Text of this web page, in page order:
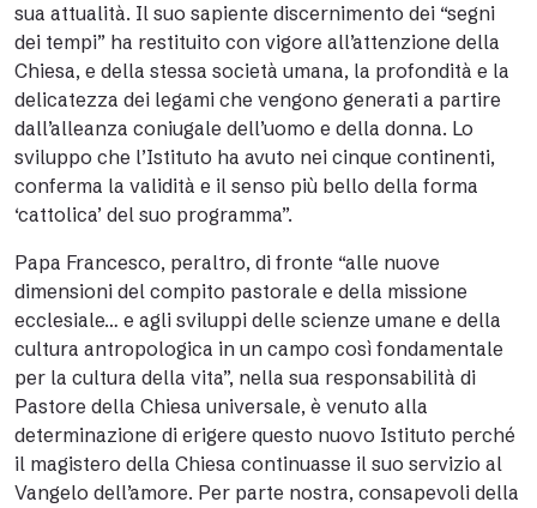
sua attualità. Il suo sapiente discernimento dei “segni
dei tempi” ha restituito con vigore all’attenzione della
Chiesa, e della stessa società umana, la profondità e la
delicatezza dei legami che vengono generati a partire
dall’alleanza coniugale dell’uomo e della donna. Lo
sviluppo che l’Istituto ha avuto nei cinque continenti,
conferma la validità e il senso più bello della forma
‘cattolica’ del suo programma”.
Papa Francesco, peraltro, di fronte “alle nuove
dimensioni del compito pastorale e della missione
ecclesiale… e agli sviluppi delle scienze umane e della
cultura antropologica in un campo così fondamentale
per la cultura della vita”, nella sua responsabilità di
Pastore della Chiesa universale, è venuto alla
determinazione di erigere questo nuovo Istituto perché
il magistero della Chiesa continuasse il suo servizio al
Vangelo dell’amore. Per parte nostra, consapevoli della